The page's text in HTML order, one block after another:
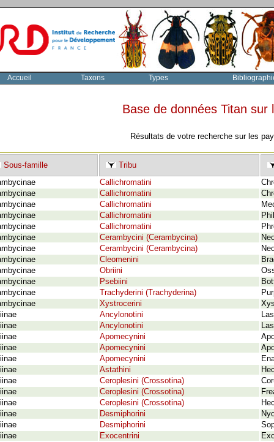
Accueil Taxons Types
Base de données Titan
Résultats de votre recherche sur les
Sous-famille
Tribu
Callichromatini
Callichromatini
Callichromatini
Callichromatini
Callichromatini
Cerambycini (Cerambycina)
Cerambycini (Cerambycina)
Cleomenini
Obriini
Psebiini
Trachyderini (Trachyderina)
Xystrocerini
Ancylonotini
Ancylonotini
Apomecynini
Apomecynini
Apomecynini
Astathini
Ceroplesini (Crossotina)
Ceroplesini (Crossotina)
Ceroplesini (Crossotina)
Desmiphorini
Desmiphorini
Exocentrini